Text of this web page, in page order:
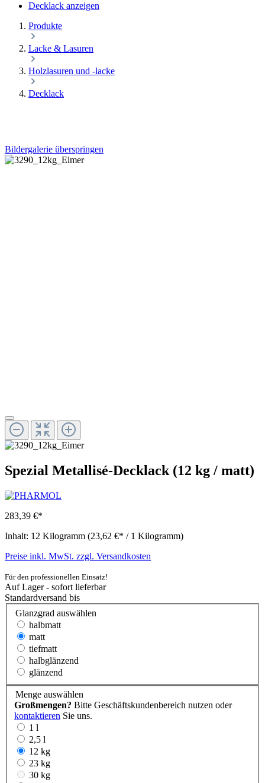
Decklack anzeigen
Produkte
Lacke & Lasuren
Holzlasuren und -lacke
Decklack
Bildergalerie überspringen
Spezial Metallisé-Decklack (12 kg / matt)
283,39 €*
Inhalt: 12 Kilogramm (23,62 €* / 1 Kilogramm)
Preise inkl. MwSt. zzgl. Versandkosten
Für den professionellen Einsatz!
Auf Lager - sofort lieferbar
Standardversand bis
Glanzgrad auswählen
halbmatt
matt
tiefmatt
halbglänzend
glänzend
Menge auswählen
Großmengen? Bitte Geschäftskundenbereich nutzen oder
kontaktieren Sie uns.
1 l
2,5 l
12 kg
23 kg
30 kg